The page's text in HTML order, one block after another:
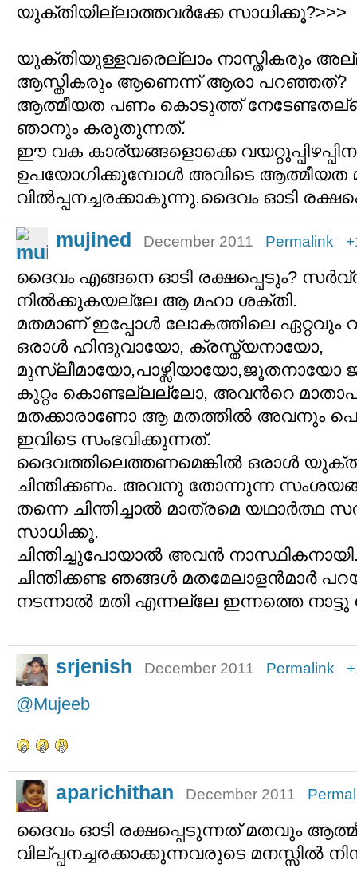
യുക്തിയില്ലാത്തവര്‍ക്കേ സാധിക്കൂ?>>>
യുക്തിയുള്ളവരെല്ലാം നാസ്തികരും
ആസ്തികരും ആണെന്ന് ആരാ പറഞ്ഞത്?
ആത്മീയത പണം കൊടുത്ത്
ഞാനും കരുതുന്നത്.
ഈ വക കാര്യങ്ങളൊക്കെ
ഉപയോഗിക്കുമ്പോള്‍ അവിടെ ആത്മീയത
വില്‍പ്പനച്ചരക്കാകുന്നു.ദൈവം ഓടി
mujined December 2011 Permalink
ദൈവം എങ്ങനെ ഓടി രക്ഷപ്പെടും?
നില്‍ക്കുകയല്ലേ ആ മഹാ ശക്തി.
മതമാണ് ഇപ്പോള്‍ ലോകത്തിലെ ഏറ്റവും
ഒരാള്‍ ഹിന്ദുവായോ, ക്രസ്ത്യനായോ,
മുസ്ലീമായോ,പാഴ്സിയായോ,ജൂതനായോ
കുറ്റം കൊണ്ടല്ലല്ലോ, അവന്‍റെ
മതക്കാരാണോ ആ മതത്തില്‍ അവനും
ഇവിടെ സംഭവിക്കുന്നത്.
ദൈവത്തിലെത്തണമെങ്കില്‍ ഒരാള്‍
ചിന്തിക്കണം. അവനു തോന്നുന്ന
തന്നെ ചിന്തിച്ചാല്‍ മാത്രമെ യഥാര്‍ത്ഥ
സാധിക്കൂ.
ചിന്തിച്ചുപോയാല്‍ അവന്‍
ചിന്തിക്കണ്ട ഞങ്ങള്‍ മതമേലാളന്‍മാര്‍
നടന്നാല്‍ മതി എന്നല്ലേ ഇന്നത്തെ നാട്ടു
srjenish December 2011 Permalink
@Mujeeb
aparichithan December 2011
ദൈവം ഓടി രക്ഷപ്പെടുന്നത് മതവും
വില്പ്പനച്ചരക്കാക്കുന്നവരുടെ മനസ്സില്‍